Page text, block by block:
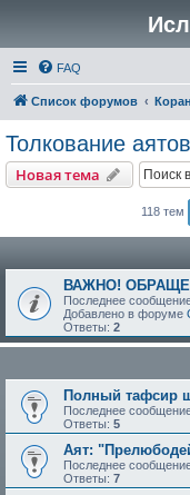
FAQ
Список форумов
Толкование
Новая тема
118 тем
ВАЖНО!
Последнее
Добавлено в форуме
Ответы: 2
Полный тафсир
Последнее
Ответы: 5
Аят:
Последнее
Ответы: 7